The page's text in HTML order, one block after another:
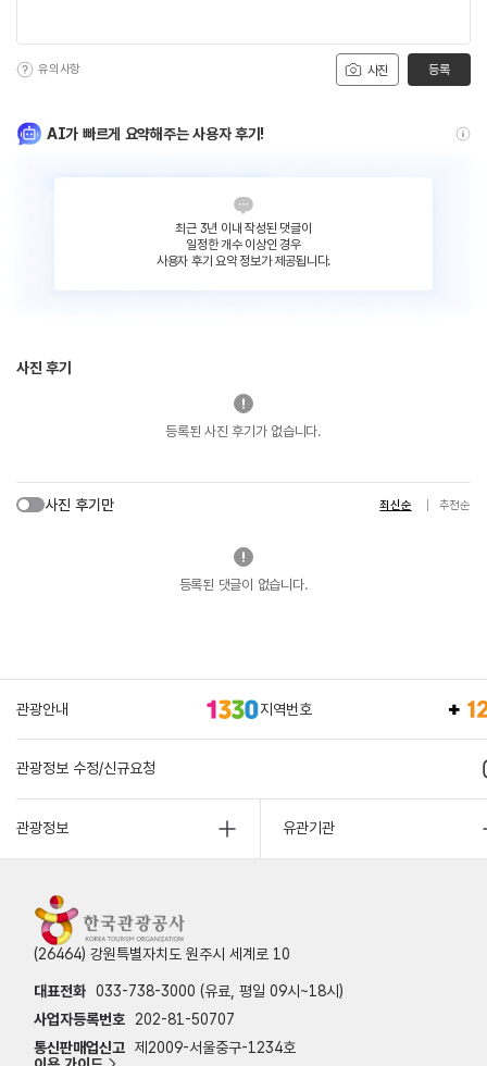
사진
유의사항 등록
AI가 빠르게 요약해주는 사용자 후기!
최근 3년 이내 작성된 댓글이
일정한 개수 이상인 경우
사용자 후기 요약 정보가 제공됩니다.
사진 후기
등록된 사진 후기가 없습니다.
사진 후기만 최신순 추천순
등록된 댓글이 없습니다.
관광안내 지역번호
관광정보 수정/신규요청
관광정보 유관기관
(26464) 강원특별자치도 원주시 세계로 10
대표전화 033-738-3000 (유료, 평일 09시~18시)
사업자등록번호
202-81-50707
통신판매업신고 제2009-서울중구-1234호